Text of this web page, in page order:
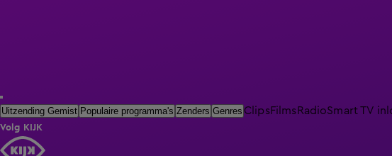
Uitzending Gemist Populaire programma's Zenders Genres ClipsFilmsRadioSmart TV
Volg KIJK